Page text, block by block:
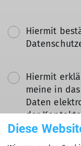
Hiermit
Hiermit
meine in
Daten
der
genutzt
Diese